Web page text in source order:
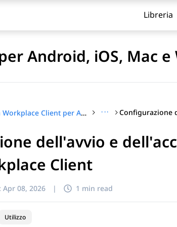
Libreria
Android, iOS, Mac e
Utilizzo di Avaya Workplace Client per Android, iOS, Mac e Windows ···
dell'avvio e
Client
Apr 08, 2026 | 1 min read
Utilizzo